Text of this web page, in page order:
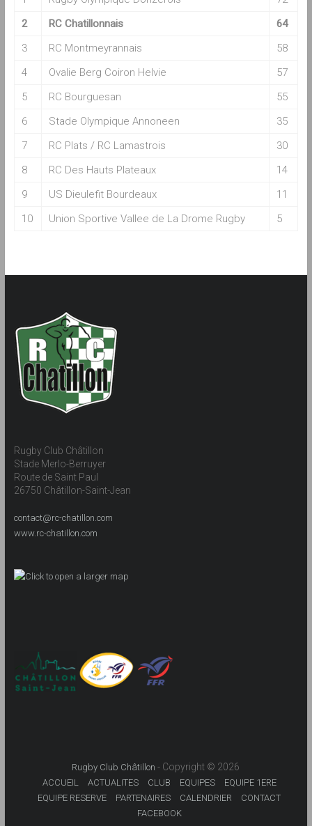
2
RC Chatillonnais
64
3
RC Montmeyrannais
58
4
Ovalie Berg Coiron Helvie
57
5
RC Bourguesan
55
6
Stade Olympique Annoneen
35
7
RC Plats / RC Lamastrois
30
8
RC Des Hauts Plateaux
14
9
US Dieulefit Bourdeaux
11
10
Union Sportive Vallee de La Drome Rugby 5
Rugby Club Châtillon
Stade Merlo-Berruyer
Route de Saint Paul
26750 Châtillon-Saint-Jean
contact@rc-chatillon.com
www.rc-chatillon.com
Rugby Club Châtillon - Copyright © 2026
ACCUEIL ACTUALITES CLUB EQUIPES
EQUIPE 1ERE
EQUIPE RESERVE
PARTENAIRES CALENDRIER
CONTACT
FACEBOOK